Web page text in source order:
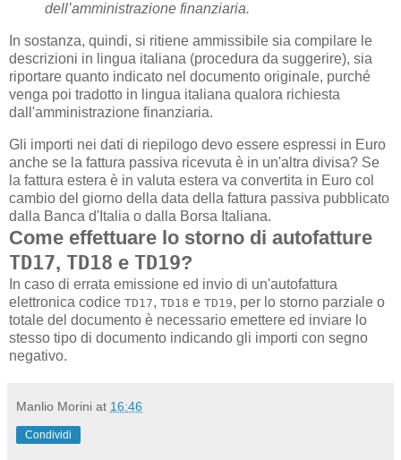
dell’amministrazione finanziaria.
In sostanza, quindi, si ritiene ammissibile sia compilare le
descrizioni in lingua italiana (procedura da suggerire), sia
riportare quanto indicato nel documento originale, purché
venga poi tradotto in lingua italiana qualora richiesta
dall'amministrazione finanziaria.
Gli importi nei dati di riepilogo devo essere espressi in Euro
anche se la fattura passiva ricevuta è in un'altra divisa? Se
la fattura estera è in valuta estera va convertita in Euro col
cambio del giorno della data della fattura passiva pubblicato
dalla Banca d'Italia o dalla Borsa Italiana.
Come effettuare lo storno di autofatture
TD17, TD18 e TD19?
In caso di errata emissione ed invio di un'autofattura
elettronica codice TD17, TD18 e TD19, per lo storno parziale o
totale del documento è necessario emettere ed inviare lo
stesso tipo di documento indicando gli importi con segno
negativo.
Manlio Morini at 16:46
Condividi